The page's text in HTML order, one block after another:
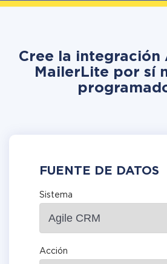
Cree la integración
MailerLite por sí
FUENTE DE DATOS
Sistema
Acción